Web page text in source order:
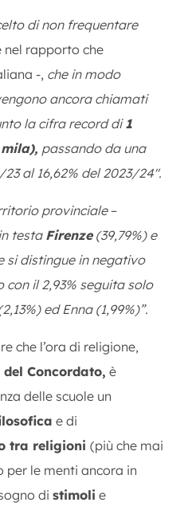
di non frequentare
nel rapporto che
-, che in modo
ancora chiamati
la cifra record di1
passando da una
al 16,62% del 2023/24″.
provinciale–
testaFirenze(39,79%) e
si distingue in negativo
il 2,93% seguita solo
ed Enna (1,99%)”.
che l’ora di religione,
del Concordato, è
delle scuole un
e di
tra religioni (più che mai
per le menti ancora in
di stimoli e